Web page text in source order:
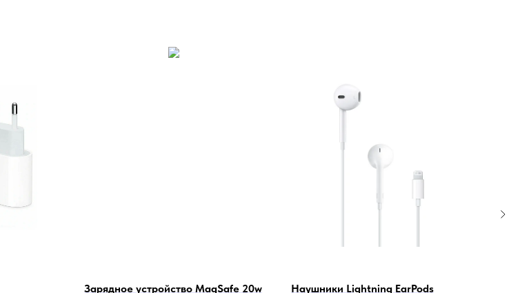
Зарядное устройство MagSafe 20w Наушники Lightning EarPods